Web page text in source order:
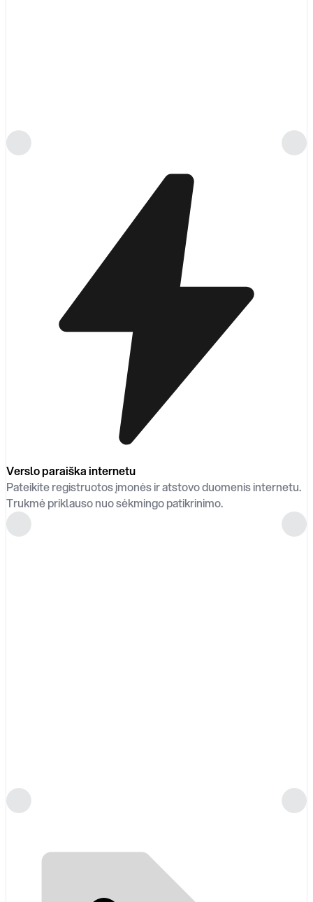
Verslo paraiška internetu
Pateikite registruotos įmonės ir atstovo duomenis internetu.
Trukmė priklauso nuo sėkmingo patikrinimo.